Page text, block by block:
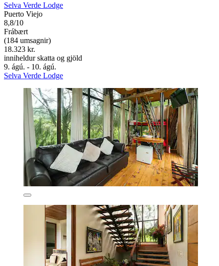
Selva Verde Lodge
Puerto Viejo
8,8/10
Frábært
(184 umsagnir)
18.323 kr.
inniheldur skatta og gjöld
9. ágú. - 10. ágú.
Selva Verde Lodge